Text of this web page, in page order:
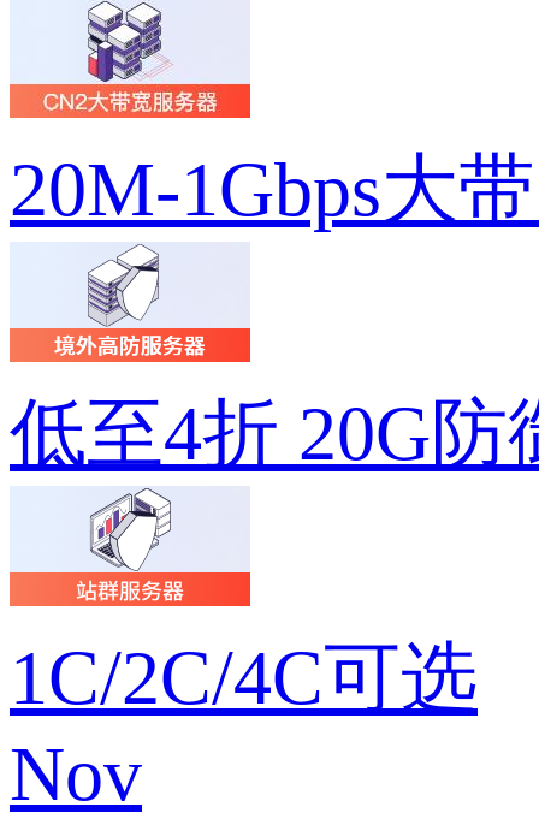
20M-1Gbps大
低至4折 20G防
1C/2C/4C可选
Nov